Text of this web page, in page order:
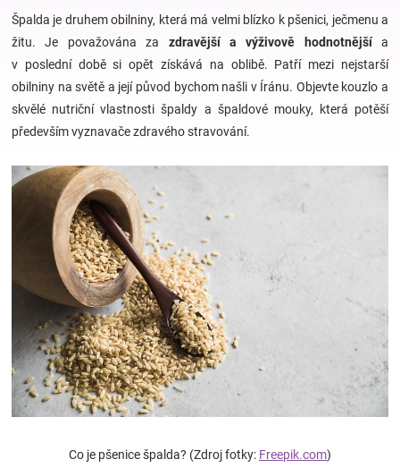
kojenecká
výbava
Hračky
a
zábava
Těhotenské
oblečení
Špalda je druhem obilniny, která má velmi blízko k pšenici, ječmenu a
žitu. Je považována za zdravější a výživově hodnotnějšía
v poslední době si opět získává na oblibě. Patří mezi nejstarší
obilniny na světě a její původ bychom našli v Íránu. Objevte kouzlo a
skvělé nutriční vlastnosti špaldy a špaldové mouky, která potěší
především vyznavače zdravého stravování.
Co je pšenice špalda? (Zdroj fotky: Freepik.com)